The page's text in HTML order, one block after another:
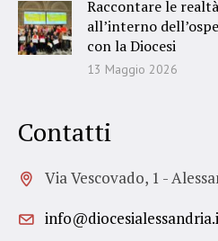
Raccontare le
all’interno
con la Diocesi
13 Maggio 2026
Contatti
Via Vescovado, 1 -